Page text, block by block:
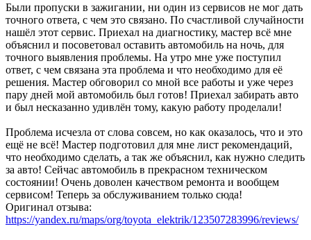
Были пропуски в зажигании, ни один из сервисов не мог дать
точного ответа, с чем это связано. По счастливой случайности
нашёл этот сервис. Приехал на диагностику, мастер всё мне
объяснил и посоветовал оставить автомобиль на ночь, для
точного выявления проблемы. На утро мне уже поступил
ответ, с чем связана эта проблема и что необходимо для её
решения. Мастер обговорил со мной все работы и уже через
пару дней мой автомобиль был готов! Приехал забирать авто
и был несказанно удивлён тому, какую работу проделали!
Проблема исчезла от слова совсем, но как оказалось, что и это
ещё не всё! Мастер подготовил для мне лист рекомендаций,
что необходимо сделать, а так же объяснил, как нужно следить
за авто! Сейчас автомобиль в прекрасном техническом
состоянии! Очень доволен качеством ремонта и вообщем
сервисом! Теперь за обслуживанием только сюда!
Оригинал отзыва:
https://yandex.ru/maps/org/toyota_elektrik/123507283996/reviews/